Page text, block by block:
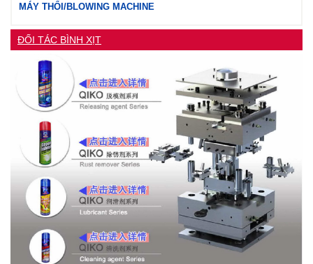
MÁY THỔI/BLOWING MACHINE
ĐỐI TÁC BÌNH XỊT